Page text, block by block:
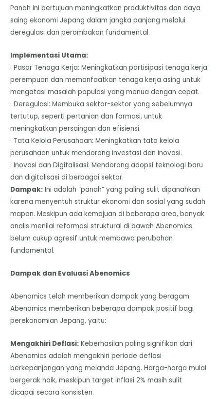
Panah ini bertujuan meningkatkan produktivitas dan daya
saing ekonomi Jepang dalam jangka panjang melalui
deregulasi dan perombakan fundamental.
Implementasi Utama:
· Pasar Tenaga Kerja: Meningkatkan partisipasi tenaga kerja
perempuan dan memanfaatkan tenaga kerja asing untuk
mengatasi masalah populasi yang menua dengan cepat.
· Deregulasi: Membuka sektor-sektor yang sebelumnya
tertutup, seperti pertanian dan farmasi, untuk
meningkatkan persaingan dan efisiensi.
· Tata Kelola Perusahaan: Meningkatkan tata kelola
perusahaan untuk mendorong investasi dan inovasi.
· Inovasi dan Digitalisasi: Mendorong adopsi teknologi baru
dan digitalisasi di berbagai sektor.
Dampak: Ini adalah “panah” yang paling sulit dipanahkan
karena menyentuh struktur ekonomi dan sosial yang sudah
mapan. Meskipun ada kemajuan di beberapa area, banyak
analis menilai reformasi struktural di bawah Abenomics
belum cukup agresif untuk membawa perubahan
fundamental.
Dampak dan Evaluasi Abenomics
Abenomics telah memberikan dampak yang beragam.
Abenomics memberikan beberapa dampak positif bagi
perekonomian Jepang, yaitu:
Mengakhiri Deflasi: Keberhasilan paling signifikan dari
Abenomics adalah mengakhiri periode deflasi
berkepanjangan yang melanda Jepang. Harga-harga mulai
bergerak naik, meskipun target inflasi 2% masih sulit
dicapai secara konsisten.